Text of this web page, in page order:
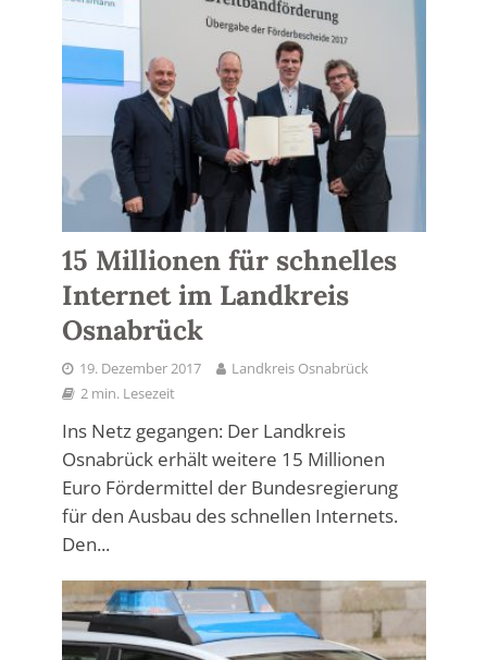
15 Millionen für schnelles
Internet im Landkreis
Osnabrück
19. Dezember 2017
Landkreis Osnabrück
2 min. Lesezeit
Ins Netz gegangen: Der Landkreis
Osnabrück erhält weitere 15 Millionen
Euro Fördermittel der Bundesregierung
für den Ausbau des schnellen Internets.
Den...